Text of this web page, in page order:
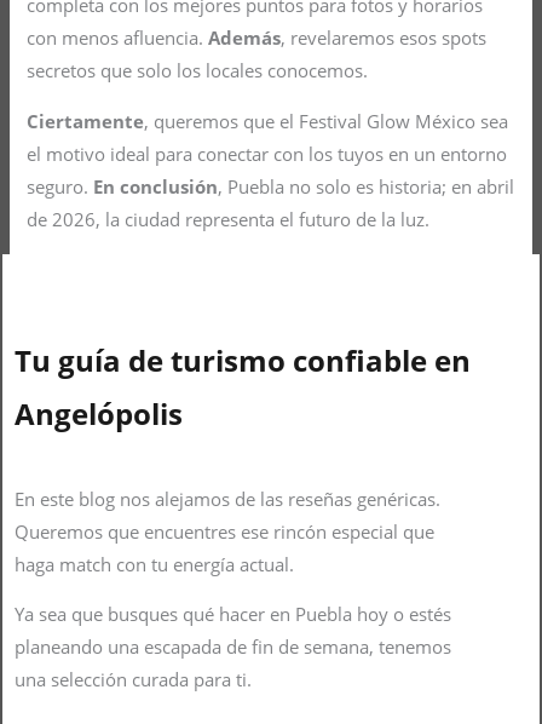
completa con los mejores puntos para fotos y horarios
con menos afluencia.Además, revelaremos esos spots
secretos que solo los locales conocemos.
Ciertamente, queremos que el Festival Glow México sea
el motivo ideal para conectar con los tuyos en un entorno
seguro. En conclusión, Puebla no solo es historia; en abril
de 2026, la ciudad representa el futuro de la luz.
Tu guía de turismo confiable en
Angelópolis
En este blog nos alejamos de las reseñas genéricas.
Queremos que encuentres ese rincón especial que
haga match con tu energía actual.
Ya sea que busques qué hacer en Puebla hoy o estés
planeando una escapada de fin de semana, tenemos
una selección curada para ti.